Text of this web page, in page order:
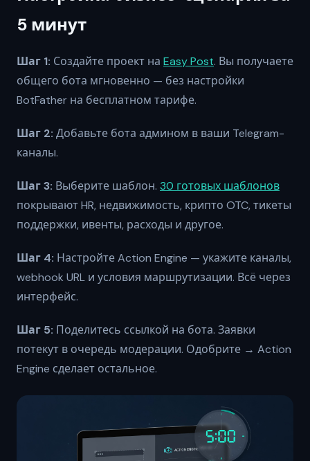
5 минут
Шаг 1: Создайте проект на Easy Post. Вы получаете
общего бота мгновенно — без настройки
BotFather на бесплатном тарифе.
Шаг 2: Добавьте бота админом в ваши Telegram-
каналы.
Шаг 3: Выберите шаблон. 30 готовых шаблонов
покрывают HR, недвижимость, крипто OTC, тикеты
поддержки, ивенты, расходы и другое.
Шаг 4: Настройте Action Engine — укажите каналы,
webhook URL и условия маршрутизации. Всё через
интерфейс.
Шаг 5: Поделитесь ссылкой на бота. Заявки
потекут в очередь модерации. Одобрите → Action
Engine сделает остальное.